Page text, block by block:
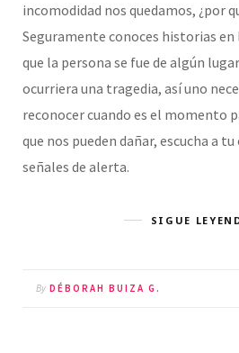
incomodidad nos quedamos, ¿por
Seguramente conoces historias en
que la persona se fue de algún
ocurriera una tragedia, así uno
reconocer cuando es el momento
que nos pueden dañar, escucha a
señales de alerta.
SIGUE
By DÉBORAH BUIZA G.